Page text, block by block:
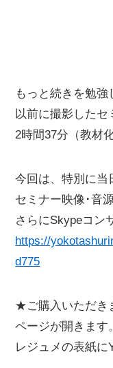
もっと続きを勉強
以前に撮影した
2時間37分（教材
今回は、特別に当
セミナー映像･音
さらにSkypeコン
https://
d775
★ご購入いただき
ページが開きます
レジュメの表紙に